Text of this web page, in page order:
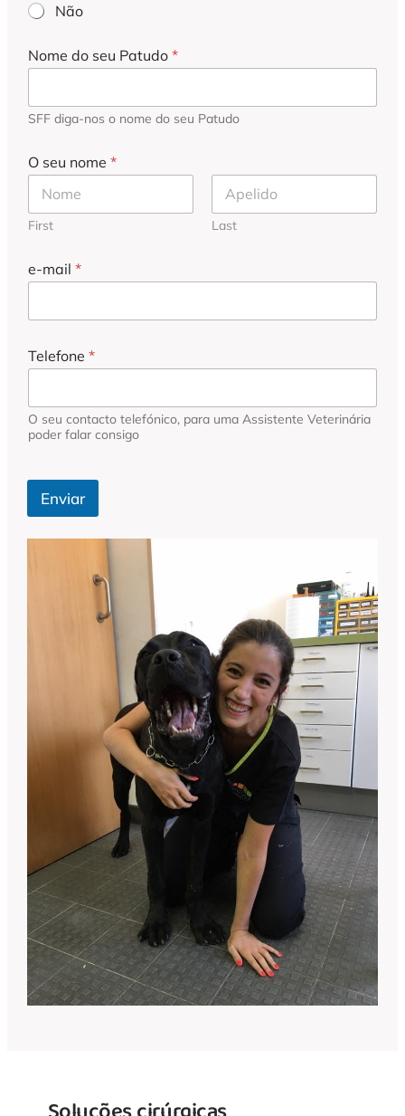
Não
Nome do seu Patudo*
SFF diga-nos o nome do seu Patudo
O seu nome*
First Last
r
e
e
d
i
a
P
a
u
o
e-mail*
Telefone*
O seu contacto telefónico, para uma Assistente Veterinária
poder falar consigo
Enviar